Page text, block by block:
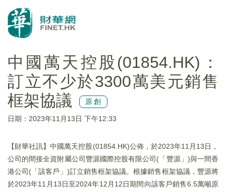
中國萬天控股(01854.HK)：
訂立不少於3300萬美元銷售
框架協議
原創
日期：2023年11月13日 下午12:33
【財華社訊】中國萬天控股(01854.HK)公佈，於2023年11月13日，
公司的間接全資附屬公司豐源國際控股有限公司(「豐源」)與一間香
港公司(「該客戶」)訂立銷售框架協議。根據銷售框架協議，豐源將
於2023年11月13日至2024年12月12日期間向該客戶銷售6.5萬噸原